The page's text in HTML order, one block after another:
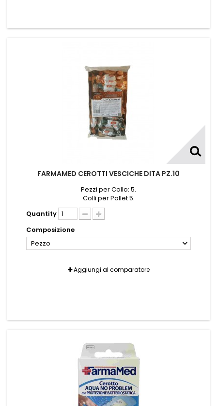
FARMAMED CEROTTI VESCICHE DITA PZ.10
Pezzi per Collo: 5.
Colli per Pallet 5.
Quantity
Composizione
Pezzo
Aggiungi al comparatore